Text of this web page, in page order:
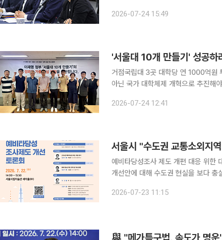
지역이 성장하면 대한민국이 함께 성
2026-07-24 15:49
'서울대 10개 만들기' 성공
거점국립대 3곳 대학당 연 1000억원
아닌 국가 대학체제 개혁으로 추진해야" 교육부가 '서울대 10개 만들기'의 첫 단계로 거점국
로 육성하려면 전임교원 최대 5850
2026-07-24 12:41
서울시 "수도권 교통소외지
예비타당성조사 제도 개편 대응 위한 대토론회 개최 5월 정부가 발표한
개선안에 대해 수도권 현실을 보다
2026-07-23 11:15